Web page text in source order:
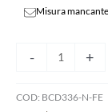
Misura
- +
COD: BCD336-N-FE